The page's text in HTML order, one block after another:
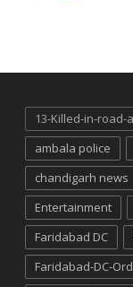
13-Killed-in-road-
ambala police
chandigarh news
Entertainment
Faridabad DC
Faridabad-DC-